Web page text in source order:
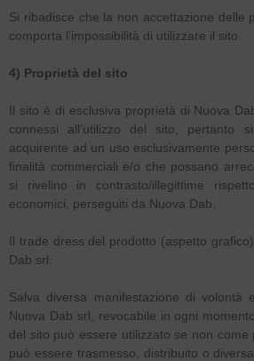
Si ribadisce che la non accettazione delle
comporta l’impossibilità di utilizzare il sito.
4) Proprietà del sito
Il sito è di esclusiva proprietà di Nuova
connessi all’utilizzo del sito, pertanto
acquirente ad un uso esclusivamente
finalità commerciali e/o che possano
si rivelino in contrasto/illegittime
economici, perseguiti da Nuova Dab.
Il trade dress del prodotto (aspetto
Dab srl.
Salva diversa manifestazione di volontà
Nuova Dab srl, revocabile in ogni
del sito può essere utilizzato se non
può essere trasmesso, distribuito o